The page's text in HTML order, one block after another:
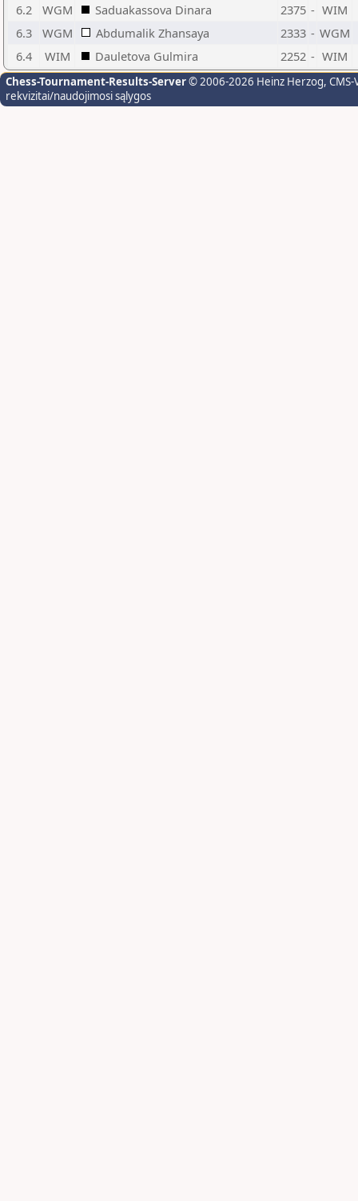
6.2
WGM Saduakassova Dinara 2375 - WIM
6.3
WGM Abdumalik Zhansaya 2333 - WGM
6.4
WIM Dauletova Gulmira 2252 - WIM
Chess-Tournament-Results-Server© 2006-2026 Heinz Herzog,
rekvizitai/naudojimosi sąlygos